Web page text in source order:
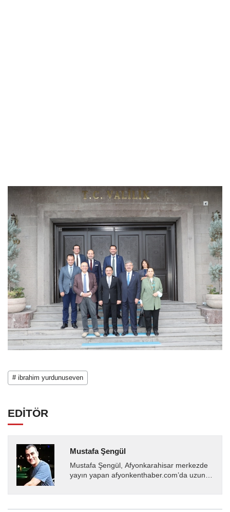
# ibrahim yurdunuseven
EDİTÖR
Mustafa Şengül
Mustafa Şengül, Afyonkarahisar merkezde
yayın yapan afyonkenthaber.com’da uzun
almakta, haber akışı...